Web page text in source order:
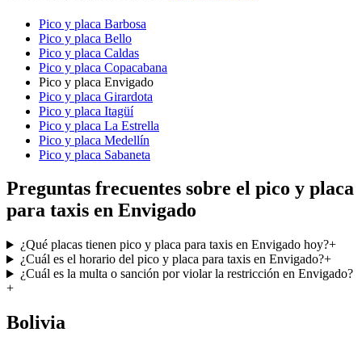
Pico y placa Barbosa
Pico y placa Bello
Pico y placa Caldas
Pico y placa Copacabana
Pico y placa Envigado
Pico y placa Girardota
Pico y placa Itagüí
Pico y placa La Estrella
Pico y placa Medellín
Pico y placa Sabaneta
Preguntas frecuentes sobre el pico y placa
para taxis en Envigado
¿Qué placas tienen pico y placa para taxis en Envigado hoy?+
¿Cuál es el horario del pico y placa para taxis en Envigado?+
¿Cuál es la multa o sanción por violar la restricción en Envigado?
+
Bolivia